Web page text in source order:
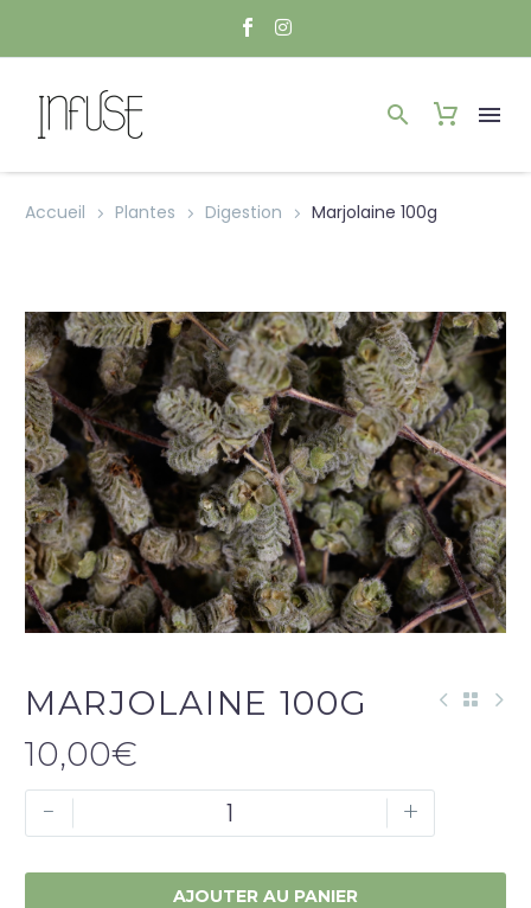
Accueil Plantes Digestion Marjolaine 100g
MARJOLAINE 100G
10,00€
- +
AJOUTER AU PANIER